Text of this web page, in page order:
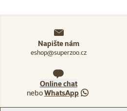
Napište nám
eshop@superzoo.cz
Online chat
neboWhatsApp